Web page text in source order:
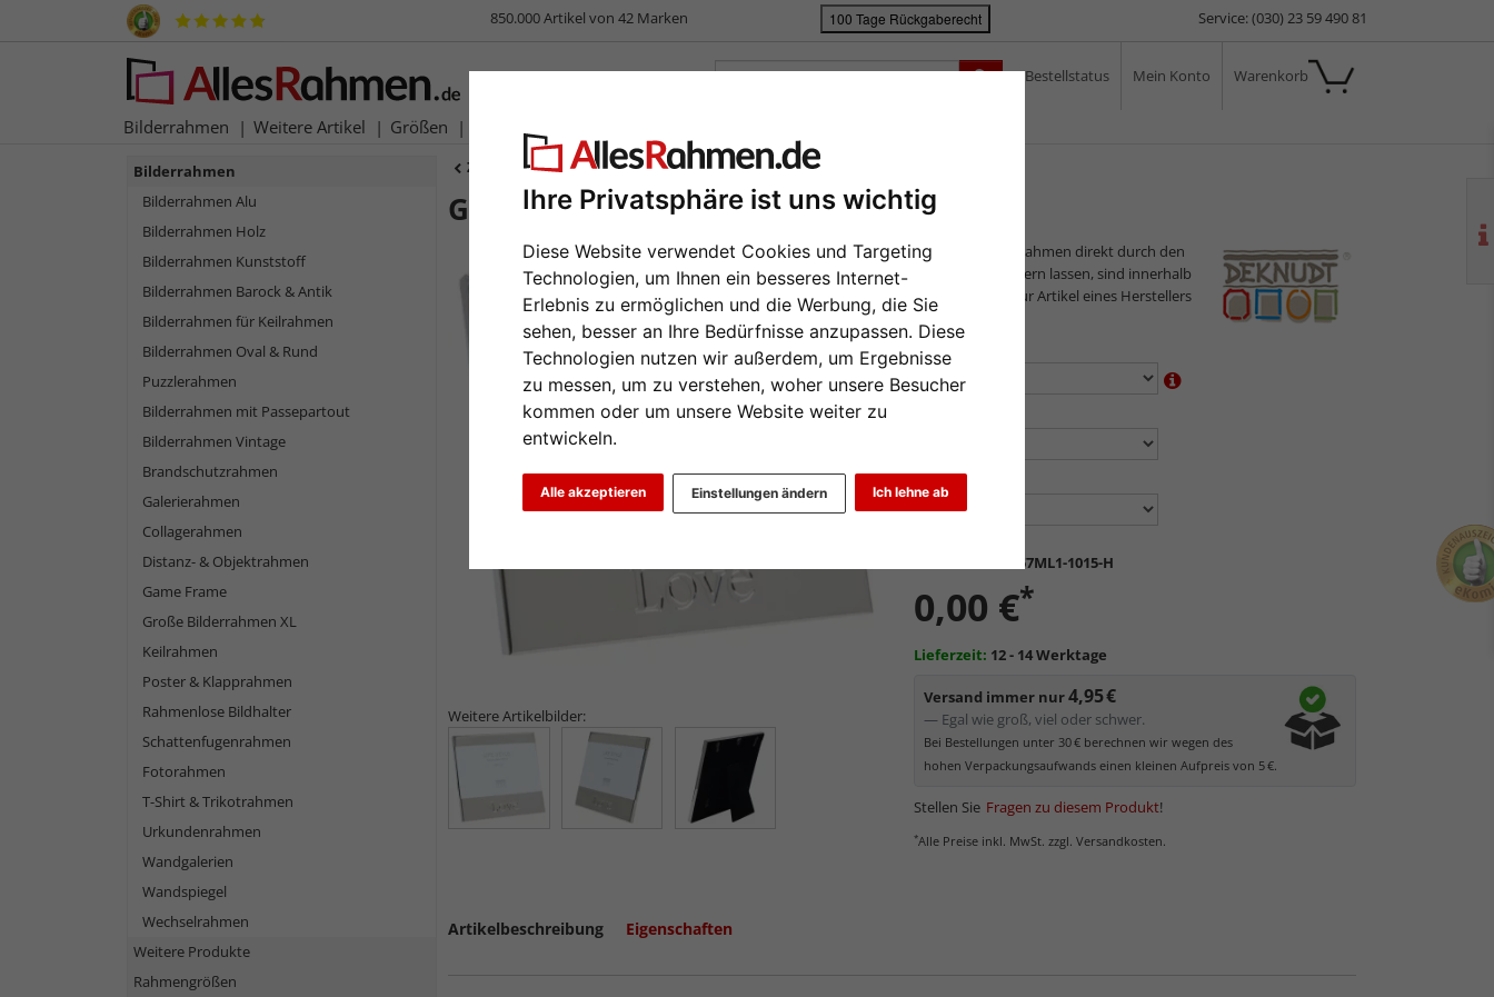
Ihre Privatsphäre ist uns wichtig
Diese Website verwendet Cookies und Targeting
Technologien, um Ihnen ein besseres Internet-
Erlebnis zu ermöglichen und die Werbung, die Sie
sehen, besser an Ihre Bedürfnisse anzupassen. Diese
Technologien nutzen wir außerdem, um Ergebnisse
zu messen, um zu verstehen, woher unsere Besucher
kommen oder um unsere Website weiter zu
entwickeln.
Alle akzeptieren Ich lehne ab
Einstellungen ändern
850.000 Artikel von 42 Marken 100 Tage Rückgaberecht Service: (030) 23 59 490 81
Bestellstatus Mein Konto Warenkorb
Bilderrahmen Weitere Artikel Größen
Zurück |Bilderrahmen-Shop Bilderrahmen Glänzender Fotorahmen Love
Glänzender Fotorahmen Love
Weiter
Weitere Artikelbilder:
Da wir die Bilderrahmen direkt durch den
Hersteller ausliefern lassen, sind innerhalb
eines Auftrags nur Artikel eines Herstellers
möglich.
Format wählen:
Glasart wählen:
DEK-S57ML1-1015-H
0,00 €*
Lieferzeit: 12 - 14 Werktage
Versand immer nur4,95 €
— Egal wie groß, viel oder schwer.
Bei Bestellungen unter 30 € berechnen wir wegen des
hohen Verpackungsaufwands einen kleinen Aufpreis von 5 €.
Stellen Sie Fragen zu diesem Produkt!
*Alle Preise inkl. MwSt. zzgl. Versandkosten.
Artikelbeschreibung Eigenschaften
Bilderrahmen
Bilderrahmen Alu
Bilderrahmen Holz
Bilderrahmen Kunststoff
Bilderrahmen Barock & Antik
Bilderrahmen für Keilrahmen
Bilderrahmen Oval & Rund
Puzzlerahmen
Bilderrahmen mit Passepartout
Bilderrahmen Vintage
Brandschutzrahmen
Galerierahmen
Collagerahmen
Distanz- & Objektrahmen
Game Frame
Große Bilderrahmen XL
Keilrahmen
Poster & Klapprahmen
Rahmenlose Bildhalter
Schattenfugenrahmen
Fotorahmen
T-Shirt & Trikotrahmen
Urkundenrahmen
Wandgalerien
Wandspiegel
Wechselrahmen
Weitere Produkte
Rahmengrößen